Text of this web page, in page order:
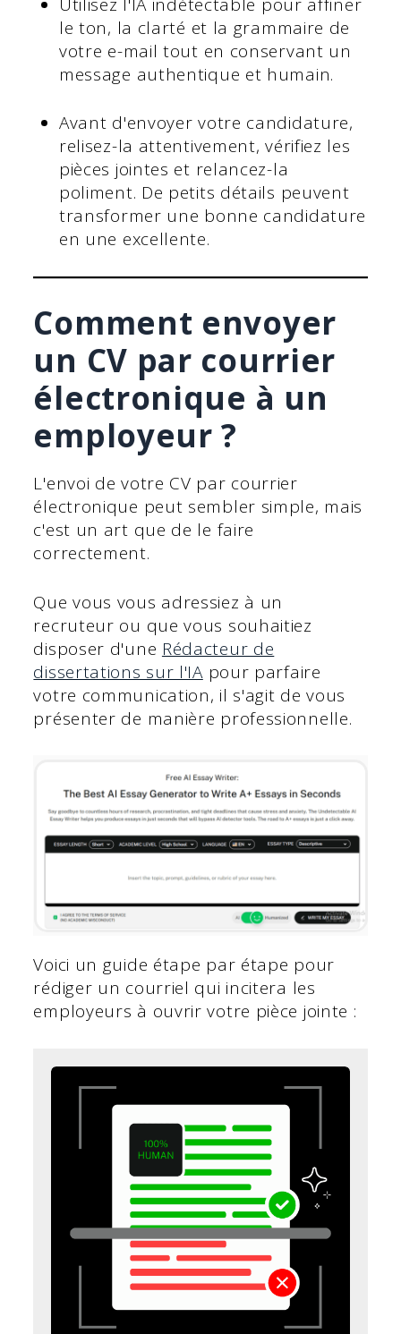
le ton, la clarté et la grammaire de
votre e-mail tout en conservant un
message authentique et humain.
Avant d'envoyer votre candidature,
relisez-la attentivement, vérifiez les
pièces jointes et relancez-la
poliment. De petits détails peuvent
transformer une bonne candidature
en une excellente.
Comment envoyer
un CV par courrier
électronique à un
employeur ?
L'envoi de votre CV par courrier
électronique peut sembler simple, mais
c'est un art que de le faire
correctement.
Que vous vous adressiez à un
recruteur ou que vous souhaitiez
disposer d'une Rédacteur de
dissertations sur l'IApour parfaire
votre communication, il s'agit de vous
présenter de manière professionnelle.
Voici un guide étape par étape pour
rédiger un courriel qui incitera les
employeurs à ouvrir votre pièce jointe :